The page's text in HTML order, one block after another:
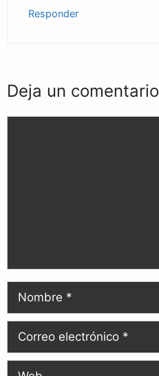
Responder
Deja un comentario